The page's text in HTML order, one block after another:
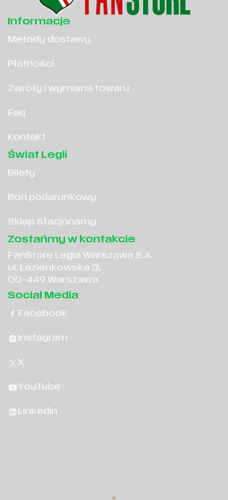
Informacje
Metody dostawy
Płatności
Zwroty i wymiana towaru
Faq
Kontakt
Świat Legii
Bilety
Bon podarunkowy
Sklep Stacjonarny
Zostańmy w kontakcie
FanStore Legia Warszawa S.A.
ul. Łazienkowska 3,
00-449 Warszawa
Social Media
Facebook
Instagram
X
YouTube
Linkedin